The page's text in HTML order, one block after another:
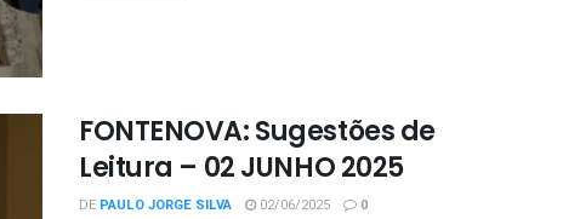
FONTENOVA: Sugestões de
Leitura – 02 JUNHO 2025
DE PAULO JORGE SILVA 02/06/2025 0